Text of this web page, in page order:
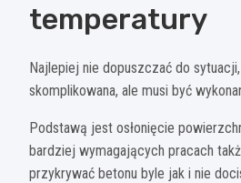
temperatury
Najlepiej nie dopuszczać do
skomplikowana, ale musi być
Podstawą jest osłonięcie
bardziej wymagających pracach
przykrywać betonu byle jak i nie